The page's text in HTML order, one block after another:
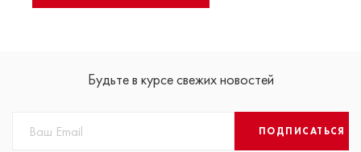
Будьте в курсе свежих новостей
ПОДПИСАТЬСЯ